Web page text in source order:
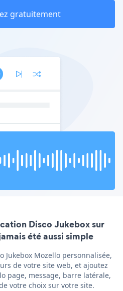
gratuitement
Disco Jukebox sur
été aussi simple
Jukebox Mozello personnalisée,
de votre site web, et ajoutez
page, message, barre latérale,
votre choix sur votre site.